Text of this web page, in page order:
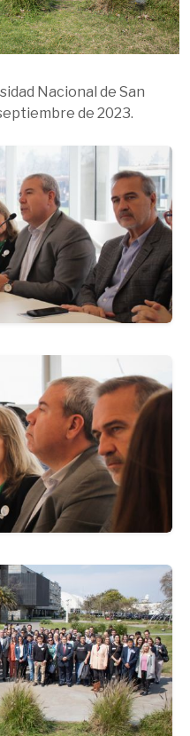
Nacional de San
de 2023.